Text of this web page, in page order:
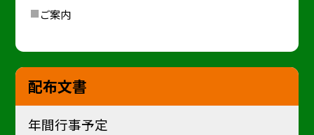
ご案内
配布文書
年間行事予定